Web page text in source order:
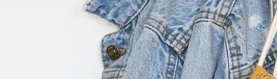
Unsere Geschenke begeistern. Kunden bewerten uns mit 4,8
+49 39292 929695